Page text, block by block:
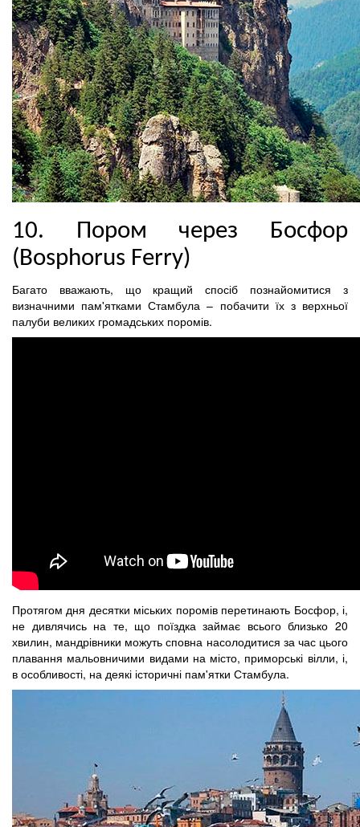
10. Пором через Босфор
(Bosphorus Ferry)
Багато вважають, що кращий спосіб познайомитися з
визначними пам'ятками Стамбула – побачити їх з верхньої
палуби великих громадських поромів.
Протягом дня десятки міських поромів перетинають Босфор, і,
не дивлячись на те, що поїздка займає всього близько 20
хвилин, мандрівники можуть сповна насолодитися за час цього
плавання мальовничими видами на місто, приморські вілли, і,
в особливості, на деякі історичні пам'ятки Стамбула.